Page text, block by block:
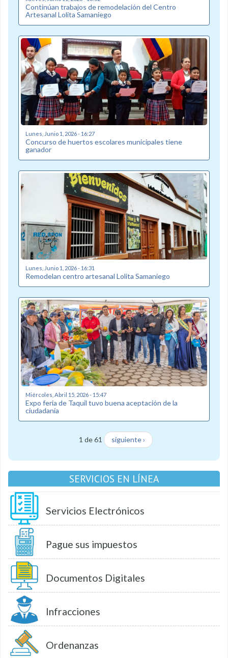
Continúan trabajos de remodelación del Centro
Artesanal Lolita Samaniego
Lunes, Junio 1, 2026 - 16:27
Concurso de huertos escolares municipales tiene
ganador
Lunes, Junio 1, 2026 - 16:31
Remodelan centro artesanal Lolita Samaniego
Miércoles, Abril 15, 2026 - 15:47
Expo feria de Taquil tuvo buena aceptación de la
ciudadanía
1 de 61 siguiente ›
SERVICIOS EN LÍNEA
Servicios Electrónicos
Pague sus impuestos
Documentos Digitales
Infracciones
Ordenanzas